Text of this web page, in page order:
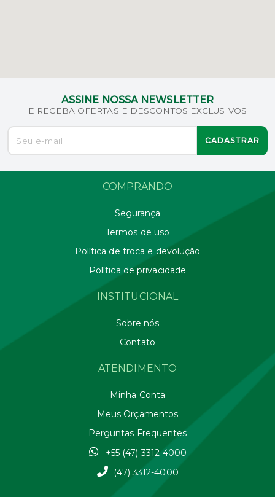
ASSINE NOSSA NEWSLETTER
E RECEBA OFERTAS E DESCONTOS EXCLUSIVOS
CADASTRAR
COMPRANDO
Segurança
Termos de uso
Política de troca e devolução
Política de privacidade
INSTITUCIONAL
Sobre nós
Contato
ATENDIMENTO
Minha Conta
Meus Orçamentos
Perguntas Frequentes
+55 (47) 3312-4000
(47) 3312-4000